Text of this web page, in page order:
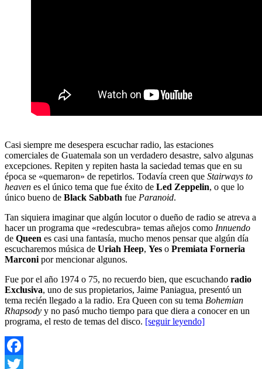
Casi siempre me desespera escuchar radio, las estaciones
comerciales de Guatemala son un verdadero desastre, salvo algunas
excepciones. Repiten y repiten hasta la saciedad temas que en su
época se «quemaron» de repetirlos. Todavía creen que Stairways to
heaven es el único tema que fue éxito de Led Zeppelin, o que lo
único bueno de Black Sabbath fue Paranoid.
Tan siquiera imaginar que algún locutor o dueño de radio se atreva a
hacer un programa que «redescubra» temas añejos como Innuendo
de Queen es casi una fantasía, mucho menos pensar que algún día
escucharemos música de Uriah Heep, Yes o Premiata Forneria
Marconi por mencionar algunos.
Fue por el año 1974 o 75, no recuerdo bien, que escuchando radio
Exclusiva, uno de sus propietarios, Jaime Paniagua, presentó un
tema recién llegado a la radio. Era Queen con su tema Bohemian
Rhapsody y no pasó mucho tiempo para que diera a conocer en un
programa, el resto de temas del disco. [seguir leyendo]
Facebook